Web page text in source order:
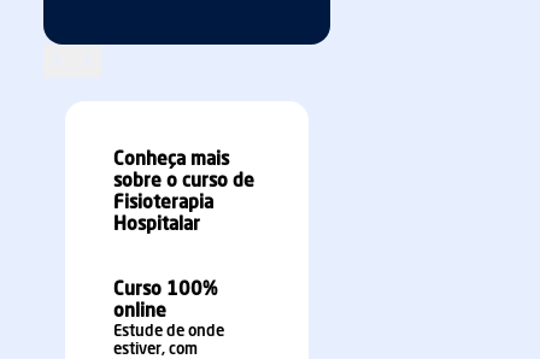
Conheça mais
sobre o curso de
Fisioterapia
Hospitalar
Curso 100%
online
Estude de onde
estiver, com